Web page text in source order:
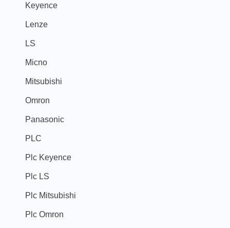
Keyence
Lenze
LS
Micno
Mitsubishi
Omron
Panasonic
PLC
Plc Keyence
Plc LS
Plc Mitsubishi
Plc Omron